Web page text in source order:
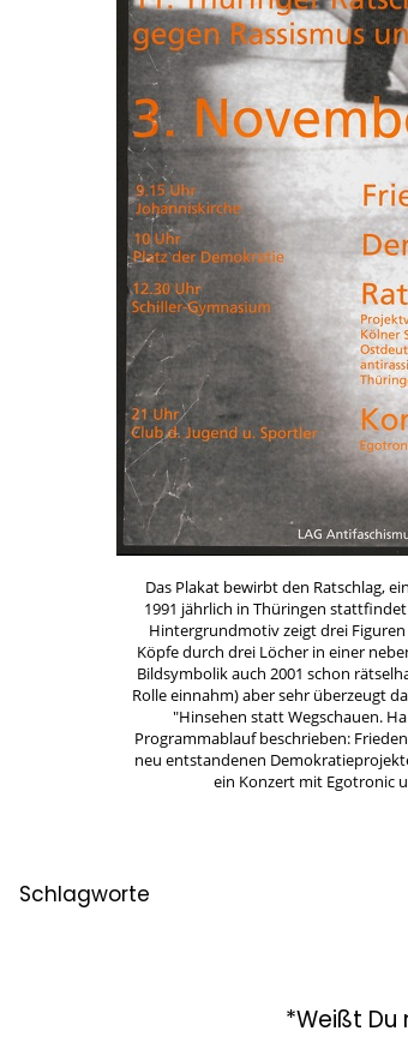
Das Plakat bewirbt den Ratschlag,
1991 jährlich in Thüringen
Hintergrundmotiv zeigt drei
Köpfe durch drei Löcher in einer
Bildsymbolik auch 2001 schon
Rolle einnahm) aber sehr überzeugt
"Hinsehen statt Wegschauen.
Programmablauf beschrieben:
neu entstandenen
ein Konzert mit Egotronic
Schlagworte
*Weißt Du